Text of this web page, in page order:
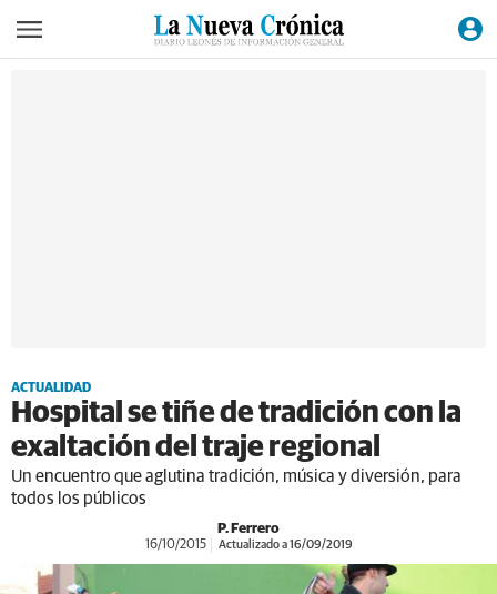
ACTUALIDAD
Hospital se tiñe de tradición con la
exaltación del traje regional
Un encuentro que aglutina tradición, música y diversión, para
todos los públicos
P. Ferrero
16/10/2015 Actualizado a 16/09/2019